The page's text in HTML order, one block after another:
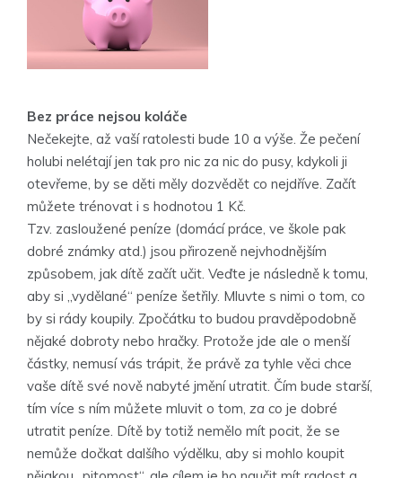
Bez práce nejsou koláče
Nečekejte, až vaší ratolesti bude 10 a výše. Že pečení
holubi nelétají jen tak pro nic za nic do pusy, kdykoli ji
otevřeme, by se děti měly dozvědět co nejdříve. Začít
můžete trénovat i s hodnotou 1 Kč.
Tzv. zasloužené peníze (domácí práce, ve škole pak
dobré známky atd.) jsou přirozeně nejvhodnějším
způsobem, jak dítě začít učit. Veďte je následně k tomu,
aby si „vydělané“ peníze šetřily. Mluvte s nimi o tom, co
by si rády koupily. Zpočátku to budou pravděpodobně
nějaké dobroty nebo hračky. Protože jde ale o menší
částky, nemusí vás trápit, že právě za tyhle věci chce
vaše dítě své nově nabyté jmění utratit. Čím bude starší,
tím více s ním můžete mluvit o tom, za co je dobré
utratit peníze. Dítě by totiž nemělo mít pocit, že se
nemůže dočkat dalšího výdělku, aby si mohlo koupit